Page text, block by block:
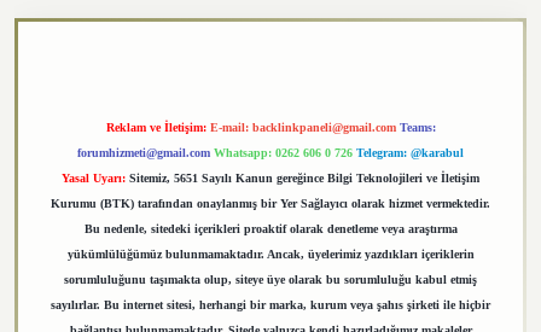
Reklam ve İletişim: E-mail: backlinkpaneli@gmail.com Teams:
forumhizmeti@gmail.com Whatsapp: 0262 606 0 726 Telegram: @karabul
Yasal Uyarı: Sitemiz, 5651 Sayılı Kanun gereğince Bilgi Teknolojileri ve İletişim
Kurumu (BTK) tarafından onaylanmış bir Yer Sağlayıcı olarak hizmet vermektedir.
Bu nedenle, sitedeki içerikleri proaktif olarak denetleme veya araştırma
yükümlülüğümüz bulunmamaktadır. Ancak, üyelerimiz yazdıkları içeriklerin
sorumluluğunu taşımakta olup, siteye üye olarak bu sorumluluğu kabul etmiş
sayılırlar. Bu internet sitesi, herhangi bir marka, kurum veya şahıs şirketi ile hiçbir